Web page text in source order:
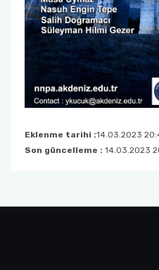
Eklenme tarihi :14.03.2023
Son güncelleme : 14.03.2023